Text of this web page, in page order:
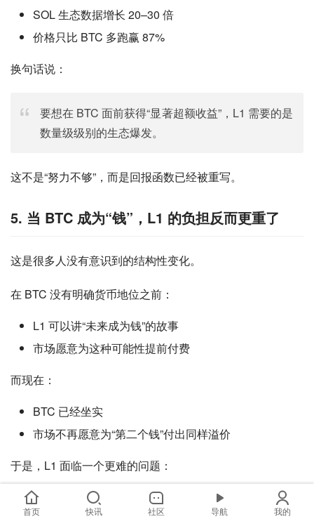
SOL 生态数据增长 20–30 倍
价格只比 BTC 多跑赢 87%
换句话说：
要想在 BTC 面前获得“显著超额收益”，L1 需要的是
数量级级别的生态爆发。
这不是“努力不够”，而是回报函数已经被重写。
5. 当 BTC 成为“钱”，L1 的负担反而更重了
这是很多人没有意识到的结构性变化。
在 BTC 没有明确货币地位之前：
L1 可以讲“未来成为钱”的故事
市场愿意为这种可能性提前付费
而现在：
BTC 已经坐实
市场不再愿意为“第二个钱”付出同样溢价
于是，L1 面临一个更难的问题：
如果不是钱，那你到底是什么？
首页 快讯 社区 导航 我的